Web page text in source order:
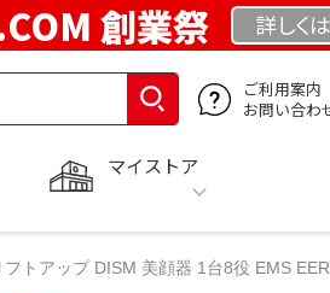
創業祭 詳しくは
ご利用案内
お問い合わ
マイストア
トアップ DISM 美顔器 1台8役 EMS